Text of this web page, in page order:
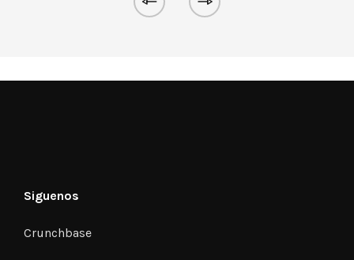
Siguenos
Crunchbase